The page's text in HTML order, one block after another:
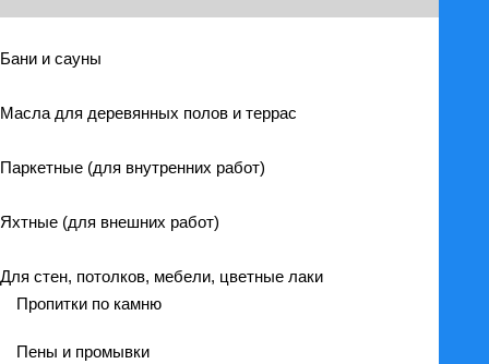
Бани и сауны
Масла для деревянных полов и террас
Паркетные (для внутренних работ)
Яхтные (для внешних работ)
Для стен, потолков, мебели, цветные лаки
Пропитки по камню
Пены и промывки